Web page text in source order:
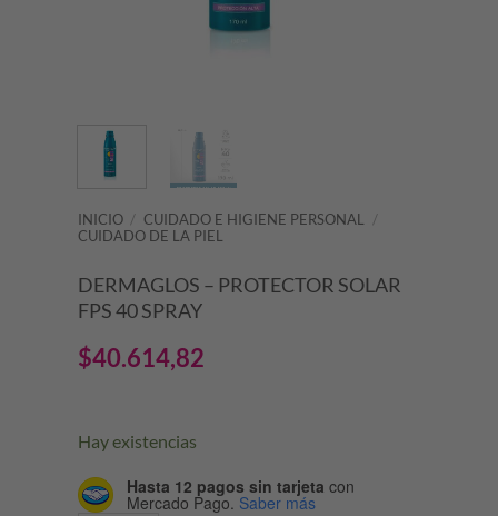
INICIO / CUIDADO E HIGIENE PERSONAL
/
CUIDADO DE LA PIEL
DERMAGLOS – PROTECTOR SOLAR
FPS 40 SPRAY
$40.614,82
Hay existencias
Hasta 12 pagos sin tarjeta con
Mercado Pago. Saber más